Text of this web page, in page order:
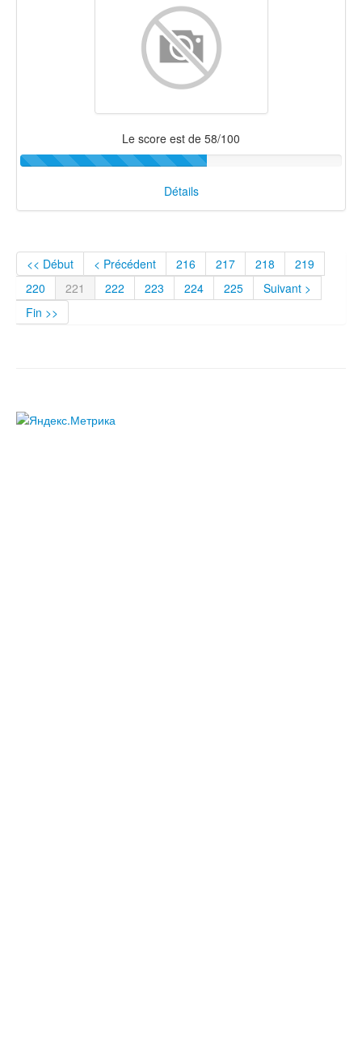
Le score est de 58/100
Détails
<< Début < Précédent 216 217 218
219
220
221 222 223 224 225
Suivant >
Fin >>